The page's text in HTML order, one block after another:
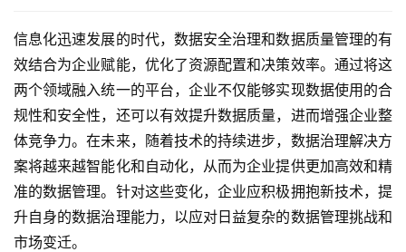
信息化迅速发展的时代，数据安全治理和数据质量管理的有
效结合为企业赋能，优化了资源配置和决策效率。通过将这
两个领域融入统一的平台，企业不仅能够实现数据使用的合
规性和安全性，还可以有效提升数据质量，进而增强企业整
体竞争力。在未来，随着技术的持续进步，数据治理解决方
案将越来越智能化和自动化，从而为企业提供更加高效和精
准的数据管理。针对这些变化，企业应积极拥抱新技术，提
升自身的数据治理能力，以应对日益复杂的数据管理挑战和
市场变迁。